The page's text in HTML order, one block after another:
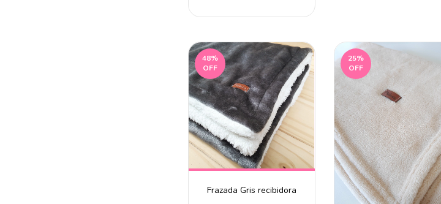
48%
OFF
Frazada Gris recibidora
25%
OFF